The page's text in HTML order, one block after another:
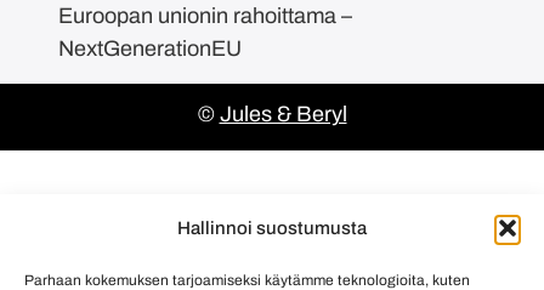
Hallinnoi suostumusta
Parhaan kokemuksen tarjoamiseksi käytämme teknologioita, kuten
Euroopan unionin rahoittama –
NextGenerationEU
© Jules & Beryl